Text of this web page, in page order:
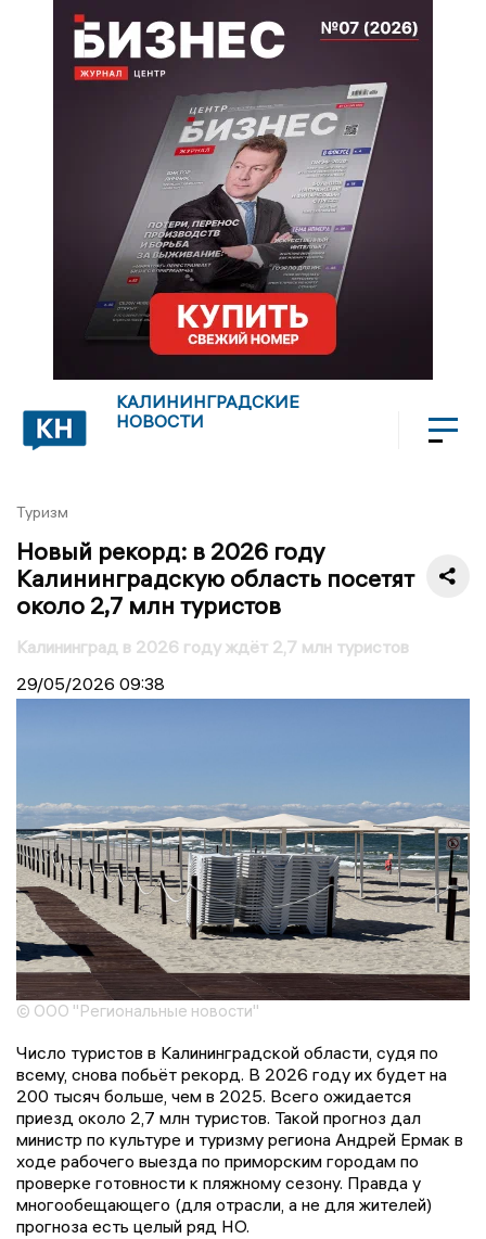
КАЛИНИНГРАДСКИЕ
НОВОСТИ
Туризм
Новый рекорд: в 2026 году
Калининградскую область посетят
около 2,7 млн туристов
Калининград в 2026 году ждёт 2,7 млн туристов
29/05/2026 09:38
© ООО "Региональные новости"
Число туристов в Калининградской области, судя по
всему, снова побьёт рекорд. В 2026 году их будет на
200 тысяч больше, чем в 2025. Всего ожидается
приезд около 2,7 млн туристов. Такой прогноз дал
министр по культуре и туризму региона Андрей Ермак в
ходе рабочего выезда по приморским городам по
проверке готовности к пляжному сезону. Правда у
многообещающего (для отрасли, а не для жителей)
прогноза есть целый ряд НО.